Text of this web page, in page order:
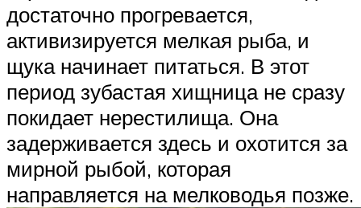
достаточно прогревается,
активизируется мелкая рыба, и
щука начинает питаться. В этот
период зубастая хищница не сразу
покидает нерестилища. Она
задерживается здесь и охотится за
мирной рыбой, которая
направляется на мелководья позже.